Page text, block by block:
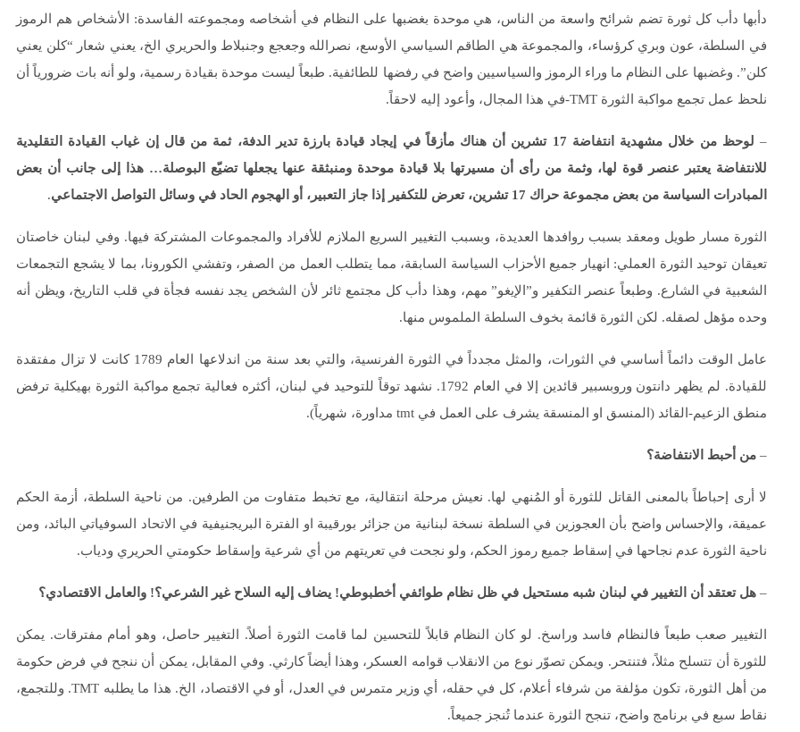
دأبها دأب كل ثورة تضم شرائح واسعة من الناس، هي موحدة بغضبها على النظام في أشخاصه ومجموعته الفاسدة: الأشخاص هم الرموز
في السلطة، عون وبري كرؤساء، والمجموعة هي الطاقم السياسي الأوسع، نصرالله وجعجع وجنبلاط والحريري الخ، يعني شعار “كلن يعني
كلن”. وغضبها على النظام ما وراء الرموز والسياسيين واضح في رفضها للطائفية. طبعاً ليست موحدة بقيادة رسمية، ولو أنه بات ضرورياً أن
نلحظ عمل تجمع مواكبة الثورة TMT-في هذا المجال، وأعود إليه لاحقاً.
–
لوحظ من خلال مشهدية انتفاضة 17 تشرين أن هناك مأزقاً في إيجاد قيادة بارزة تدير الدفة، ثمة من قال إن غياب القيادة التقليدية
للانتفاضة يعتبر عنصر قوة لها، وثمة من رأى أن مسيرتها بلا قيادة موحدة ومنبثقة عنها يجعلها تضيّع البوصلة… هذا إلى جانب أن بعض
المبادرات السياسة من بعض مجموعة حراك 17 تشرين، تعرض للتكفير إذا جاز التعبير، أو الهجوم الحاد في وسائل التواصل الاجتماعي
.
الثورة مسار طويل ومعقد بسبب روافدها العديدة، وبسبب التغيير السريع الملازم للأفراد والمجموعات المشتركة فيها. وفي لبنان خاصتان
تعيقان توحيد الثورة العملي: انهيار جميع الأحزاب السياسة السابقة، مما يتطلب العمل من الصفر، وتفشي الكورونا، بما لا يشجع التجمعات
الشعبية في الشارع. وطبعاً عنصر التكفير و”الإيغو” مهم، وهذا دأب كل مجتمع ثائر لأن الشخص يجد نفسه فجأة في قلب التاريخ، ويظن أنه
وحده مؤهل لصقله. لكن الثورة قائمة بخوف السلطة الملموس منها.
عامل الوقت دائماً أساسي في الثورات، والمثل مجدداً في الثورة الفرنسية، والتي بعد سنة من اندلاعها العام 1789 كانت لا تزال مفتقدة
للقيادة. لم يظهر دانتون وروبسبير قائدين إلا في العام 1792. نشهد توقاً للتوحيد في لبنان، أكثره فعالية تجمع مواكبة الثورة بهيكلية ترفض
منطق الزعيم-القائد (المنسق او المنسقة يشرف على العمل في tmt مداورة، شهرياً).
– من أحبط الانتفاضة؟
لا أرى إحباطاً بالمعنى القاتل للثورة أو المُنهي لها. نعيش مرحلة انتقالية، مع تخبط متفاوت من الطرفين. من ناحية السلطة، أزمة الحكم
عميقة، والإحساس واضح بأن العجوزين في السلطة نسخة لبنانية من جزائر بورقيبة او الفترة البريجنيفية في الاتحاد السوفياتي البائد، ومن
ناحية الثورة عدم نجاحها في إسقاط جميع رموز الحكم، ولو نجحت في تعريتهم من أي شرعية وإسقاط حكومتي الحريري ودياب.
– هل تعتقد أن التغيير في لبنان شبه مستحيل في ظل نظام طوائفي أخطبوطي! يضاف إليه السلاح غير الشرعي؟! والعامل الاقتصادي؟
التغيير صعب طبعاً فالنظام فاسد وراسخ. لو كان النظام قابلاً للتحسين لما قامت الثورة أصلاً. التغيير حاصل، وهو أمام مفترقات. يمكن
للثورة أن تتسلح مثلاً، فتنتحر. ويمكن تصوّر نوع من الانقلاب قوامه العسكر، وهذا أيضاً كارثي. وفي المقابل، يمكن أن ننجح في فرض حكومة
من أهل الثورة، تكون مؤلفة من شرفاء أعلام، كل في حقله، أي وزير متمرس في العدل، أو في الاقتصاد، الخ. هذا ما يطلبه TMT. وللتجمع،
نقاط سبع في برنامج واضح، تنجح الثورة عندما تُنجز جميعاً.